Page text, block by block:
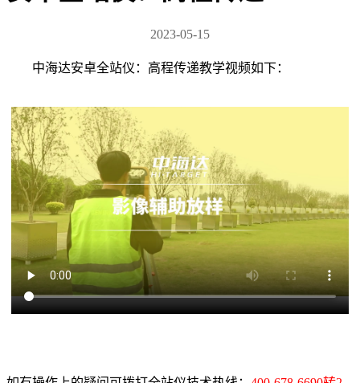
2023-05-15
中海达安卓全站仪：高程传递教学视频如下：